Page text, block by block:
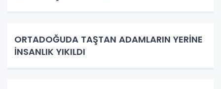
ORTADOĞUDA TAŞTAN ADAMLARIN YERİNE
İNSANLIK YIKILDI